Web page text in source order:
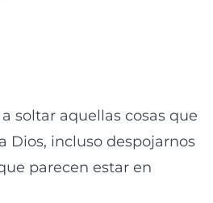
soltar aquellas cosas que
Dios, incluso despojarnos
parecen estar en